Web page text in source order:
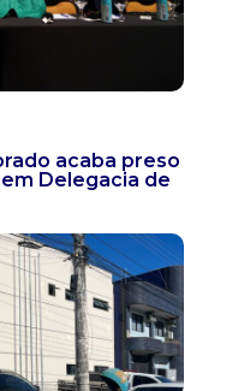
acaba preso
Delegacia de